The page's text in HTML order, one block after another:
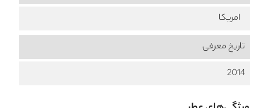
امریکا
تاریخ معرفی
2014